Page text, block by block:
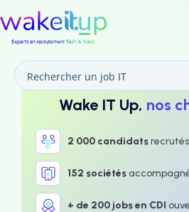
Wake IT Up, nos
2 000 candidatsrecrutés
152 sociétés
+ de 200 jobs en CDI